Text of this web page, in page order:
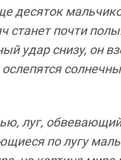
десяток
станет почти
удар снизу, он
луг,
по лугу